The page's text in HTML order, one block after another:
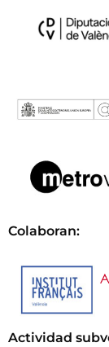
Colaboran:
Actividad